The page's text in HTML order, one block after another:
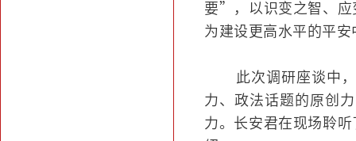
要”，以识变之智、
为建设更高水平的平
此次调研座谈中
力、政法话题的原创
力。长安君在现场聆